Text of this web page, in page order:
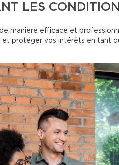
LES
manière efficace et
et protéger vos intérêts en tant